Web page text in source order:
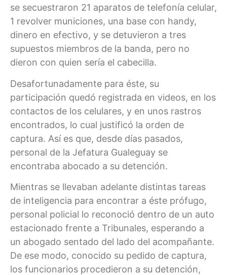
se secuestraron 21 aparatos de telefonía celular,
1 revolver municiones, una base con handy,
dinero en efectivo, y se detuvieron a tres
supuestos miembros de la banda, pero no
dieron con quien sería el cabecilla.
Desafortunadamente para éste, su
participación quedó registrada en videos, en los
contactos de los celulares, y en unos rastros
encontrados, lo cual justificó la orden de
captura. Así es que, desde días pasados,
personal de la Jefatura Gualeguay se
encontraba abocado a su detención.
Mientras se llevaban adelante distintas tareas
de inteligencia para encontrar a éste prófugo,
personal policial lo reconoció dentro de un auto
estacionado frente a Tribunales, esperando a
un abogado sentado del lado del acompañante.
De ese modo, conocido su pedido de captura,
los funcionarios procedieron a su detención,